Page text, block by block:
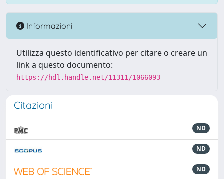
Informazioni
Utilizza questo identificativo per citare o creare un
link a questo documento:
https://hdl.handle.net/11311/1066093
Citazioni
ND
ND
ND